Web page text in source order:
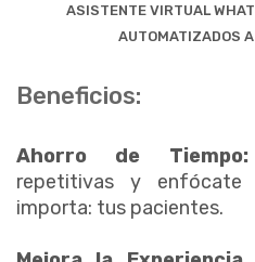
ASISTENTE VIRTUAL
AUTOMATIZADOS
Beneficios:
Ahorro de Tiempo:
repetitivas y
importa: tus pacientes.